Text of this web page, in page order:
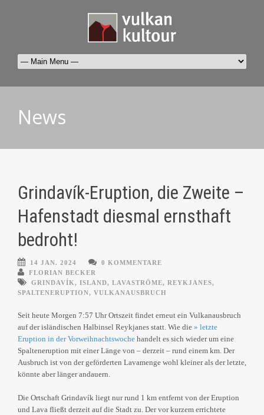
News
Grindavík-Eruption, die Zweite –
Hafenstadt diesmal ernsthaft
bedroht!
14 JAN. 2024
0 KOMMENTARE
FLORIAN BECKER
GRINDAVÍK, ISLAND, LAVASTRÖME, REYKJANES,
SPALTENERUPTION, VULKANAUSBRUCH
Seit heute Morgen 7:57 Uhr Ortszeit findet erneut ein Vulkanausbruch
auf der isländischen Halbinsel Reykjanes statt. Wie die » letzte
Eruption in der Vorweihnachtswoche handelt es sich wieder um eine
Spalteneruption mit einer Länge von – derzeit – rund einem km. Der
Ausbruch ist von der geförderten Lavamenge wohl kleiner als der letzte,
könnte aber länger andauern.
Die Ortschaft Grindavík liegt nur rund 1 km entfernt von der Eruption
und Lava fließt derzeit auf die Stadt zu. Der vor kurzem errichtete